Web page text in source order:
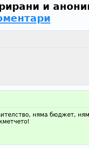
и
няма бюджет,